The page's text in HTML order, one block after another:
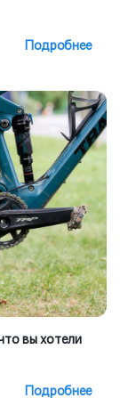
Подробнее
вы хотели
Подробнее